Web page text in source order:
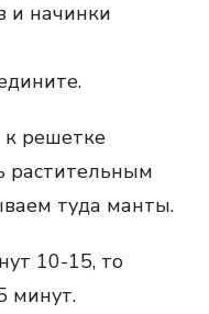
и начинки
решетке
растительным
туда манты.
10-15, то
минут.